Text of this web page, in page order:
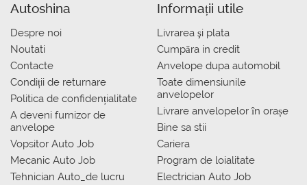
Autoshina
Despre noi
Noutati
Contacte
Condiții de returnare
Politica de confidențialitate
A deveni furnizor de
anvelope
Vopsitor Auto Job
Mecanic Auto Job
Tehnician Auto_de lucru
Informații utile
Livrarea şi plata
Сumpăra in credit
Anvelope dupa automobil
Toate dimensiunile
anvelopelor
Livrare anvelopelor în orașe
Bine sa stii
Cariera
Program de loialitate
Electrician Auto Job